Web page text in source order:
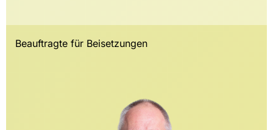
Beauftragte für Beisetzungen